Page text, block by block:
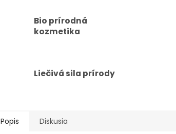
Bio prírodná
kozmetika
Liečivá sila prírody
Popis Diskusia